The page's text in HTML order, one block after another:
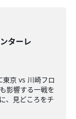
ターレ
東京 vs 川崎フロ
影響する一戦を
、見どころをチ